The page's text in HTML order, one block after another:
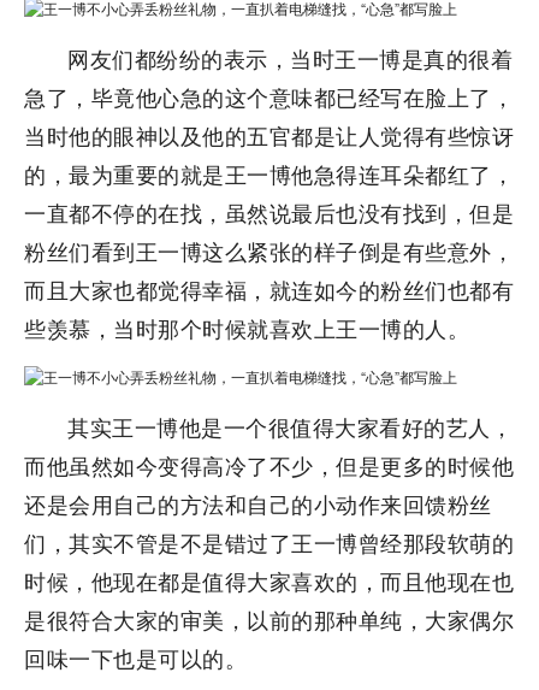
网友们都纷纷的表示，当时王一博是真的很着
急了，毕竟他心急的这个意味都已经写在脸上了，
当时他的眼神以及他的五官都是让人觉得有些惊讶
的，最为重要的就是王一博他急得连耳朵都红了，
一直都不停的在找，虽然说最后也没有找到，但是
粉丝们看到王一博这么紧张的样子倒是有些意外，
而且大家也都觉得幸福，就连如今的粉丝们也都有
些羡慕，当时那个时候就喜欢上王一博的人。
其实王一博他是一个很值得大家看好的艺人，
而他虽然如今变得高冷了不少，但是更多的时候他
还是会用自己的方法和自己的小动作来回馈粉丝
们，其实不管是不是错过了王一博曾经那段软萌的
时候，他现在都是值得大家喜欢的，而且他现在也
是很符合大家的审美，以前的那种单纯，大家偶尔
回味一下也是可以的。